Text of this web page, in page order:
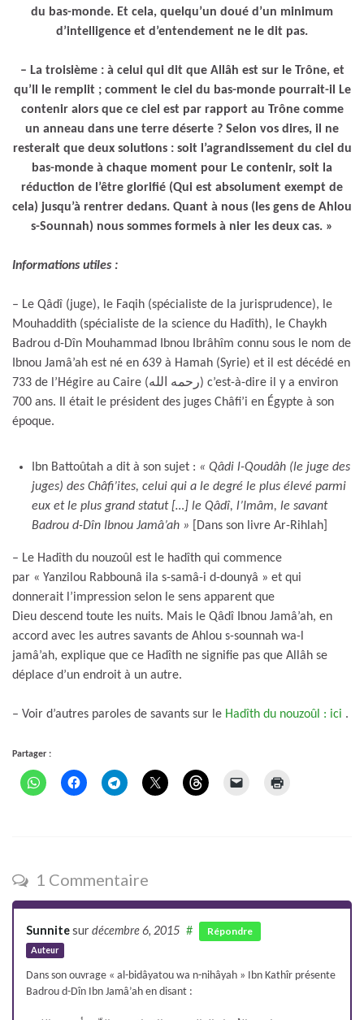
du bas-monde. Et cela, quelqu’un doué d’un minimum
d’intelligence et d’entendement ne le dit pas.
– La troisième : à celui qui dit que Allâh est sur le Trône, et
qu’Il le remplit ; comment le ciel du bas-monde pourrait-il Le
contenir alors que ce ciel est par rapport au Trône comme
un anneau dans une terre déserte ? Selon vos dires, il ne
resterait que deux solutions : soit l’agrandissement du ciel du
bas-monde à chaque moment pour Le contenir, soit la
réduction de l’être glorifié (Qui est absolument exempt de
cela) jusqu’à rentrer dedans. Quant à nous (les gens de Ahlou
s-Sounnah) nous sommes formels à nier les deux cas. »
Informations utiles :
– Le Qâdî (juge), le Faqih (spécialiste de la jurisprudence), le
Mouhaddith (spécialiste de la science du Hadîth), le Chaykh
Badrou d-Dîn Mouhammad Ibnou Ibrâhîm connu sous le nom de
Ibnou Jamâ’ah est né en 639 à Hamah (Syrie) et il est décédé en
733 de l’Hégire au Caire (رحمه الله) c’est-à-dire il y a environ
700 ans. Il était le président des juges Châfi’i en Égypte à son
époque.
Ibn Battoûtah a dit à son sujet : « Qâdi l-Qoudâh (le juge des
juges) des Châfi’ites, celui qui a le degré le plus élevé parmi
eux et le plus grand statut […] le Qâdî, l’Imâm, le savant
Badrou d-Dîn Ibnou Jamâ’ah » [Dans son livre Ar-Rihlah]
– Le Hadîth du nouzoûl est le hadîth qui commence
par « Yanzilou Rabbounâ ila s-samâ-i d-dounyâ » et qui
donnerait l’impression selon le sens apparent que
Dieu descend toute les nuits. Mais le Qâdî Ibnou Jamâ’ah, en
accord avec les autres savants de Ahlou s-sounnah wa-l
jamâ’ah, explique que ce Hadîth ne signifie pas que Allâh se
déplace d’un endroit à un autre.
– Voir d’autres paroles de savants sur le Hadîth du nouzoûl : ici .
Partager :
1 Commentaire
Sunnitesur décembre 6, 2015
Auteur
# Répondre
Dans son ouvrage « al-bidâyatou wa n-nihâyah » Ibn Kathîr présente
Badrou d-Dîn Ibn Jamâ’ah en disant :